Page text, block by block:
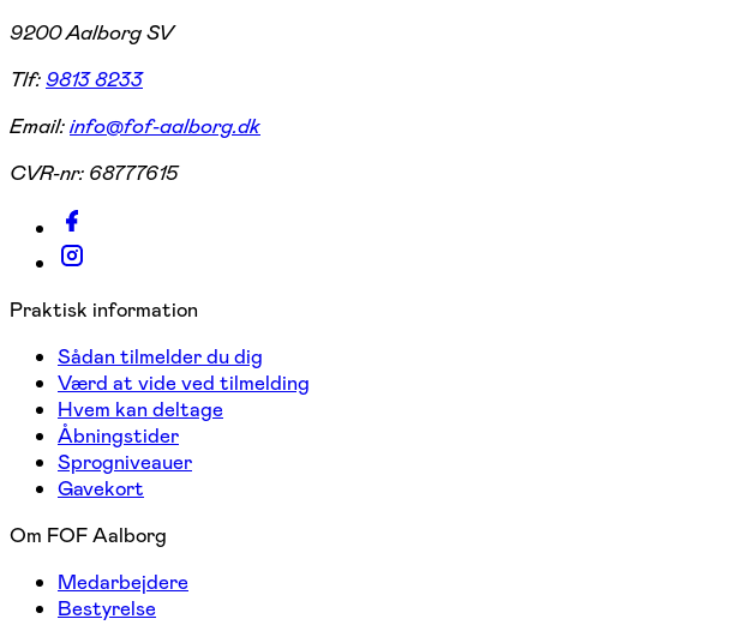
9200 Aalborg SV
Tlf:9813 8233
Email:info@fof-aalborg.dk
CVR-nr: 68777615
Praktisk information
Sådan tilmelder du dig
Værd at vide ved tilmelding
Hvem kan deltage
Åbningstider
Sprogniveauer
Gavekort
Om FOF Aalborg
Medarbejdere
Bestyrelse